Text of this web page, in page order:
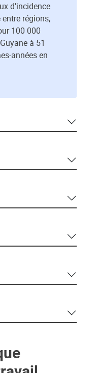
d’incidence
régions,
100 000
à 51
années en